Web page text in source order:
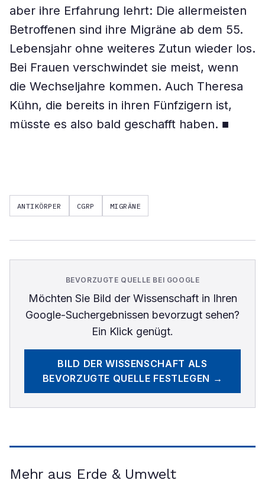
aber ihre Erfahrung lehrt: Die allermeisten
Betroffenen sind ihre Migräne ab dem 55.
Lebensjahr ohne weiteres Zutun wieder los.
Bei Frauen verschwindet sie meist, wenn
die Wechseljahre kommen. Auch Theresa
Kühn, die bereits in ihren Fünfzigern ist,
müsste es also bald geschafft haben. ■
ANTIKÖRPER CGRP MIGRÄNE
BEVORZUGTE QUELLE BEI GOOGLE
Möchten Sie Bild der Wissenschaftin Ihren
Google-Suchergebnissen bevorzugt sehen?
Ein Klick genügt.
BILD DER WISSENSCHAFT ALS
BEVORZUGTE QUELLE FESTLEGEN →
Mehr aus Erde & Umwelt